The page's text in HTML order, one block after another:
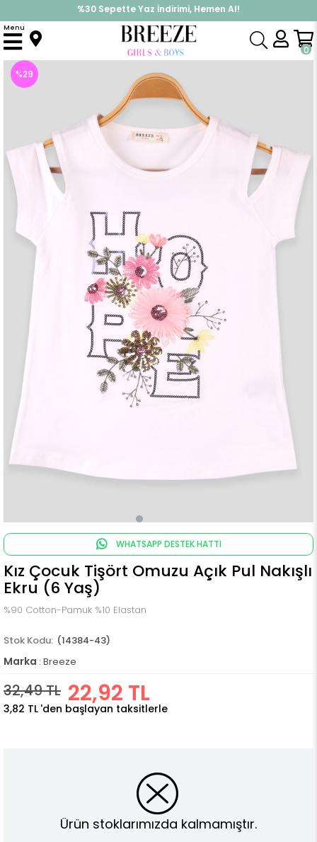
%30 Sepette Yaz İndirimi, Hemen Al!
İndirimlere ek %10 İndirimi Kap, Hemen Üye Ol!
0
Menu
Anasayfa Üst Giyim Tişört
%29
WHATSAPP DESTEK HATTI
Kız Çocuk Tişört Omuzu Açık Pul Nakışlı
Ekru (6 Yaş)
%90 Cotton-Pamuk %10 Elastan
(14384-43)
Marka : Breeze
32,49 TL 22,92 TL
3,82 TL 'den başlayan taksitlerle
Ürün stoklarımızda kalmamıştır.